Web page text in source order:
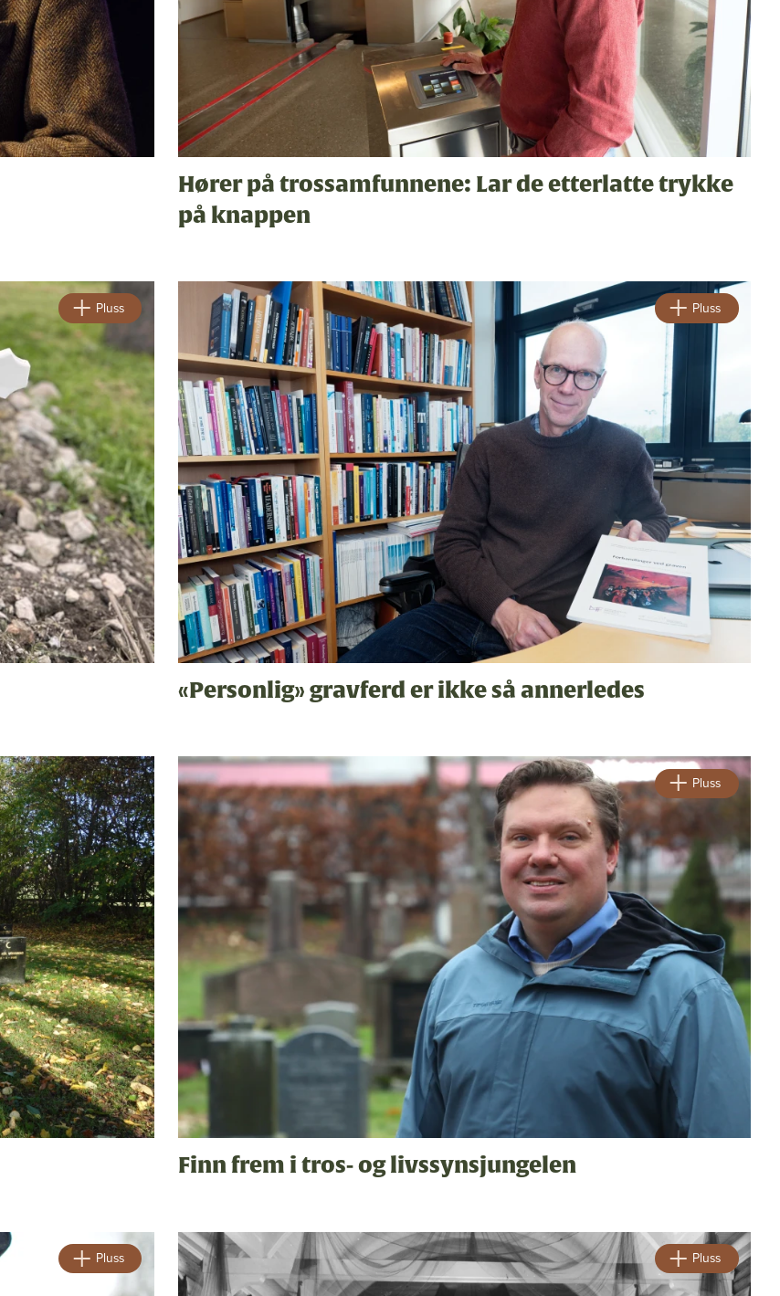
Hører på trossamfunnene: Lar de etterlatte trykke
på knappen
Pluss Pluss
«Personlig» gravferd er ikke så annerledes
Pluss
Finn frem i tros- og livssynsjungelen
Pluss Pluss